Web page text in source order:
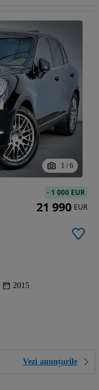
1 / 6
2015
Vezi anunțurile
- 1 000 EUR
21 990 EUR